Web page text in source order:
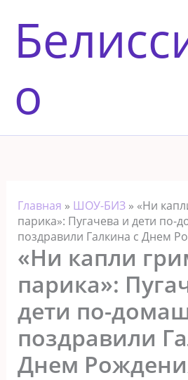
содержимому
о
Главная » ШОУ-БИЗ» «Ни
парика»: Пугачева и дети по-
поздравили Галкина с Днем
«Ни капли
парика»:
дети по-
поздравили
Днем